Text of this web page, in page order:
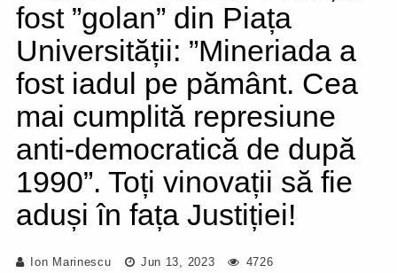
fost ”golan” din Piața
Universității: ”Mineriada a
fost iadul pe pământ. Cea
mai cumplită represiune
anti-democratică de după
1990”. Toți vinovații să fie
aduși în fața Justiției!
Ion Marinescu Jun 13, 2023 4726